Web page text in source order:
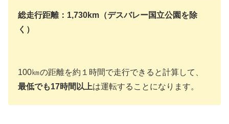
総走行距離：1,730km（デスバレー国立公園を除
く）
100㎞の距離を約１時間で走行できると計算して、
最低でも17時間以上は運転することになります。